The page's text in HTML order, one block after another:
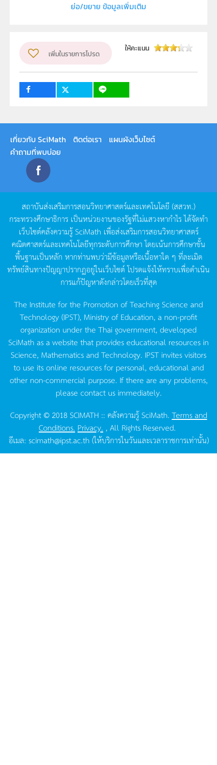
ผู้แต่ง หรือ เจ้าของผลงาน
สุทธิพงษ์ พงษ์วร
กลุ่มเป้าหมาย
ครู, นักเรียน, บุคคลทั่วไป
ย่อ/ขยาย ข้อมูลเพิ่มเติม
เพิ่มในรายการโปรด
ให้คะแนน
เกี่ยวกับ SciMath ติดต่อเรา
แผนผังเว็บไซต์
คำถามที่พบบ่อย
สถาบันส่งเสริมการสอนวิทยาศาสตร์และเทคโนโลยี (สสวท.)
กระทรวงศึกษาธิการ เป็นหน่วยงานของรัฐที่ไม่แสวงหากำไรได้จัดทำ
เว็บไซต์คลังความรู้SciMath เพื่อส่งเสริมการสอนวิทยาศาสตร์
คณิตศาสตร์และเทคโนโลยีทุกระดับการศึกษา โดยเน้นการศึกษาขั้น
พื้นฐานเป็นหลัก หากท่านพบว่ามีข้อมูลหรือเนื้อหาใด ๆ ที่ละเมิด
ทรัพย์สินทางปัญญาปรากฏอยู่ในเว็บไซต์โปรดแจ้งให้ทราบเพื่อดำเนิน
การแก้ปัญหาดังกล่าวโดยเร็วที่สุด
The Institute for the Promotion of Teaching Science and
Technology (IPST), Ministry of Education, a non-profit
organization under the Thai government, developed
SciMath as a website that provides educational resources in
Science, Mathematics and Technology. IPST invites visitors
to use its online resources for personal, educational and
other non-commercial purpose. If there are any problems,
please contact us immediately.
Copyright © 2018 SCIMATH :: คลังความรู้ SciMath.Terms and
Conditions. Privacy. , All Rights Reserved.
อีเมล: scimath@ipst.ac.th (ให้บริการในวันและเวลาราชการเท่านั้น)